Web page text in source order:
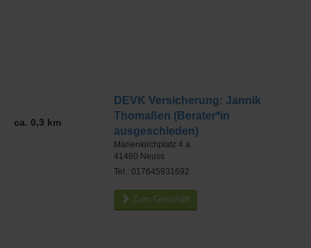
ca. 0,3 km
DEVK Versicherung: Jannik
Thomaßen (Berater*in
ausgeschieden)
Marienkirchplatz 4 a
41460 Neuss
Tel.: 017645931692
Zum Geschäft